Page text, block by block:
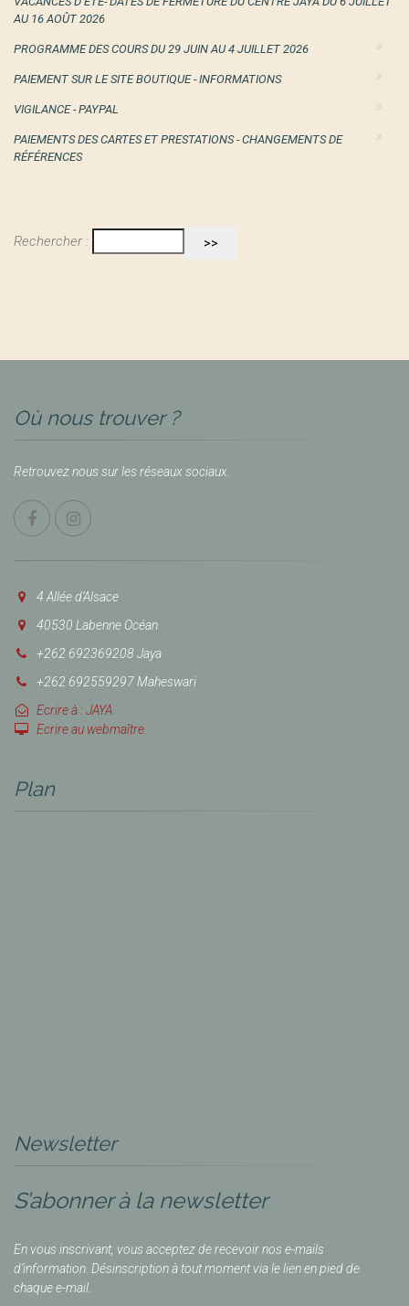
AU 16 AOÛT 2026
PROGRAMME DES COURS DU 29 JUIN AU 4 JUILLET 2026
PAIEMENT SUR LE SITE BOUTIQUE - INFORMATIONS
VIGILANCE - PAYPAL
PAIEMENTS DES CARTES ET PRESTATIONS - CHANGEMENTS DE
RÉFÉRENCES
Rechercher :
Où nous trouver ?
Retrouvez nous sur les réseaux sociaux.
4 Allée d’Alsace
40530 Labenne Océan
+262 692369208 Jaya
+262 692559297 Maheswari
Ecrire à : JAYA
Ecrire au webmaître
Plan
Newsletter
S’abonner à la newsletter
En vous inscrivant, vous acceptez de recevoir nos e-mails
d’information. Désinscription à tout moment via le lien en pied de
chaque e-mail.